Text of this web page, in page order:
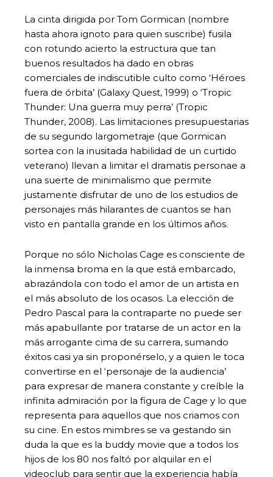
La cinta dirigida por Tom Gormican (nombre
hasta ahora ignoto para quien suscribe) fusila
con rotundo acierto la estructura que tan
buenos resultados ha dado en obras
comerciales de indiscutible culto como ‘Héroes
fuera de órbita’ (Galaxy Quest, 1999) o ‘Tropic
Thunder: Una guerra muy perra’ (Tropic
Thunder, 2008). Las limitaciones presupuestarias
de su segundo largometraje (que Gormican
sortea con la inusitada habilidad de un curtido
veterano) llevan a limitar el dramatis personae a
una suerte de minimalismo que permite
justamente disfrutar de uno de los estudios de
personajes más hilarantes de cuantos se han
visto en pantalla grande en los últimos años.
Porque no sólo Nicholas Cage es consciente de
la inmensa broma en la que está embarcado,
abrazándola con todo el amor de un artista en
el más absoluto de los ocasos. La elección de
Pedro Pascal para la contraparte no puede ser
más apabullante por tratarse de un actor en la
más arrogante cima de su carrera, sumando
éxitos casi ya sin proponérselo, y a quien le toca
convertirse en el ‘personaje de la audiencia’
para expresar de manera constante y creíble la
infinita admiración por la figura de Cage y lo que
representa para aquellos que nos criamos con
su cine. En estos mimbres se va gestando sin
duda la que es la buddy movie que a todos los
hijos de los 80 nos faltó por alquilar en el
videoclub para sentir que la experiencia había